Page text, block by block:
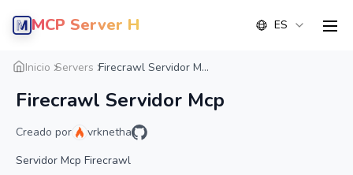
MCP Server Hub ES
Inicio Servers Firecrawl Servidor M...
Firecrawl Servidor Mcp
Creado por
vrknetha
Servidor Mcp Firecrawl
Resumen Detalle